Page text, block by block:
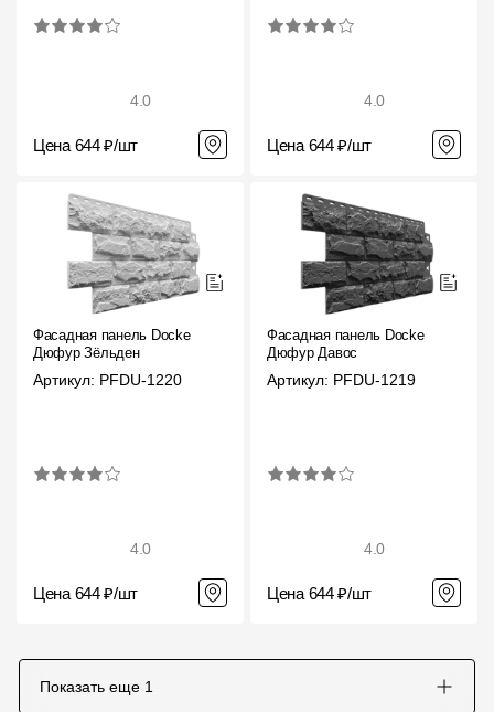
4.0
Цена 644 ₽/шт
4.0
Цена 644 ₽/шт
Фасадная панель Docke
Дюфур Зёльден
Артикул: PFDU-1220
4.0
Цена 644 ₽/шт
Фасадная панель Docke
Дюфур Давос
Артикул: PFDU-1219
4.0
Цена 644 ₽/шт
Показать еще 1